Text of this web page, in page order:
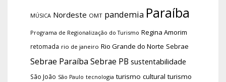
MÚSICA Nordeste OMT pandemia Paraíba
Programa de Regionalização do Turismo Regina Amorim
retomada rio de janeiro Rio Grande do Norte Sebrae
Sebrae Paraíba Sebrae PB sustentabilidade
São João São Paulo tecnologia turismo cultural turismo